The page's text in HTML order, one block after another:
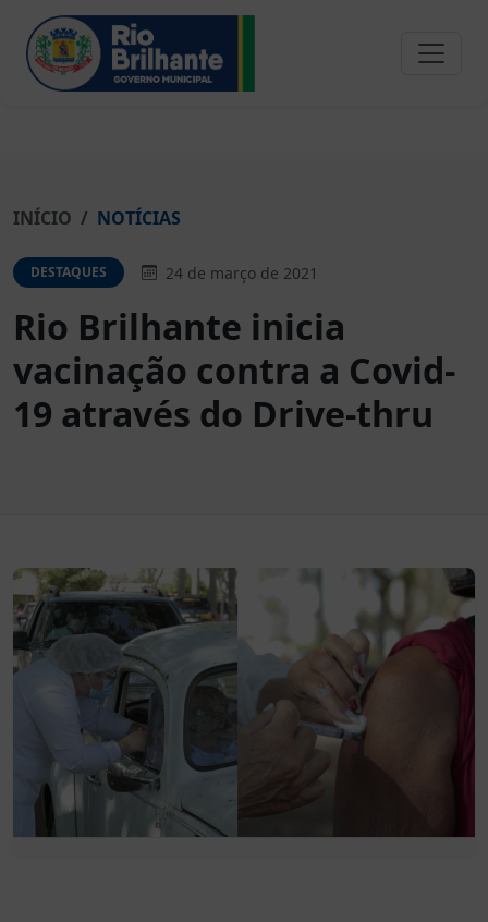
INÍCIO NOTÍCIAS
DESTAQUES 24 de março de 2021
Rio Brilhante inicia
vacinação contra a Covid-
19 através do Drive-thru